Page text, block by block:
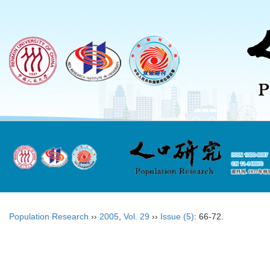
Population Research ›› 2005 Vol. 29 ›› Issue (5): 66-72.